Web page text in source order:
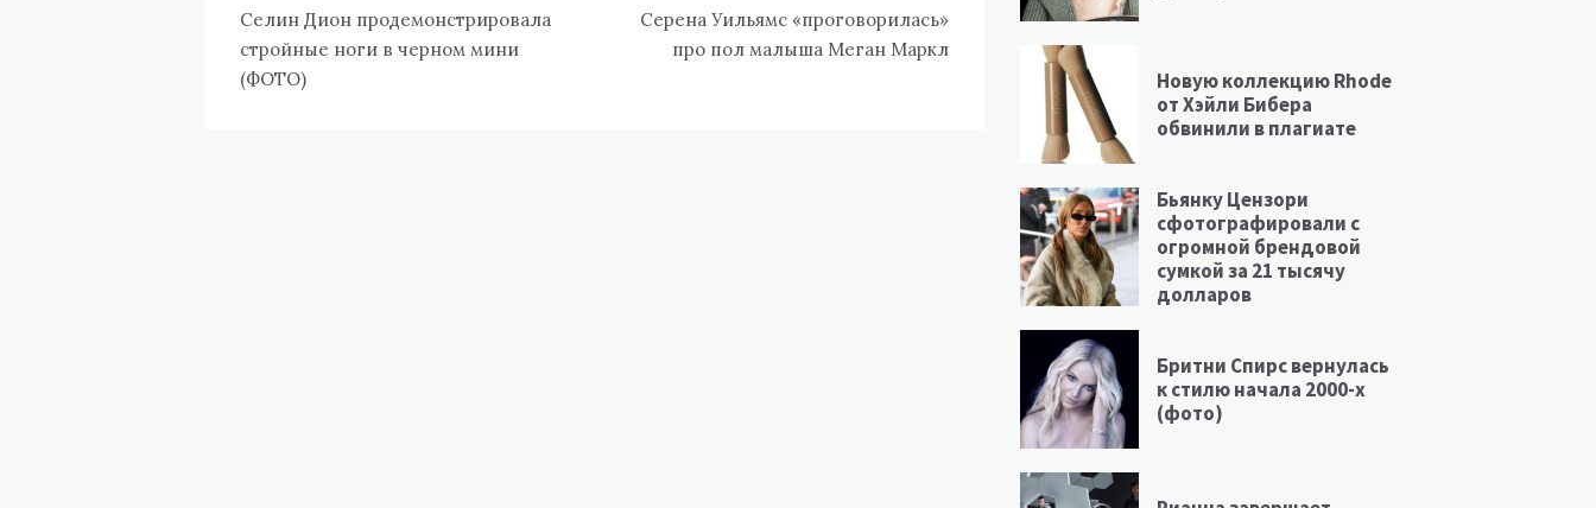
по
записям
Селин Дион продемонстрировала
стройные ноги в черном мини
(ФОТО)
Серена Уильямс «проговорилась»
про пол малыша Меган Маркл
Новую коллекцию Rhode
от Хэйли Бибера
обвинили в плагиате
Бьянку Цензори
сфотографировали с
огромной брендовой
сумкой за 21 тысячу
долларов
Бритни Спирс вернулась
к стилю начала 2000-х
(фото)